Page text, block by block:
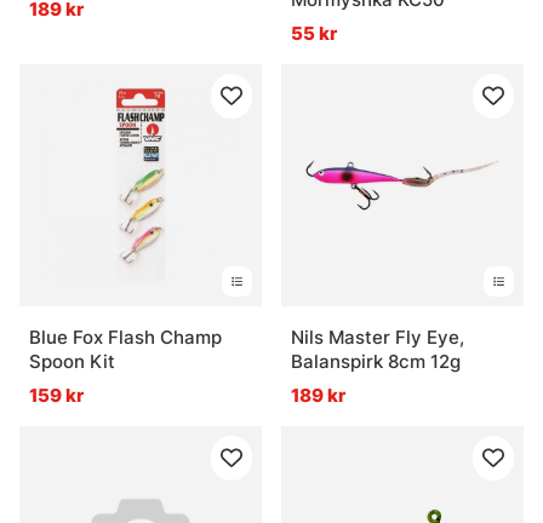
189 kr
55 kr
Blue Fox Flash Champ
Spoon Kit
159 kr
Nils Master Fly Eye,
Balanspirk 8cm 12g
189 kr